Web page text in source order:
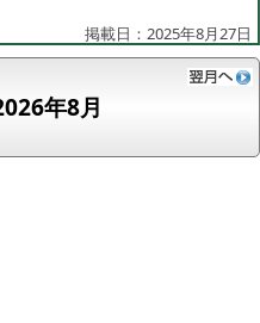
掲載日：2025年8月27日
年8月